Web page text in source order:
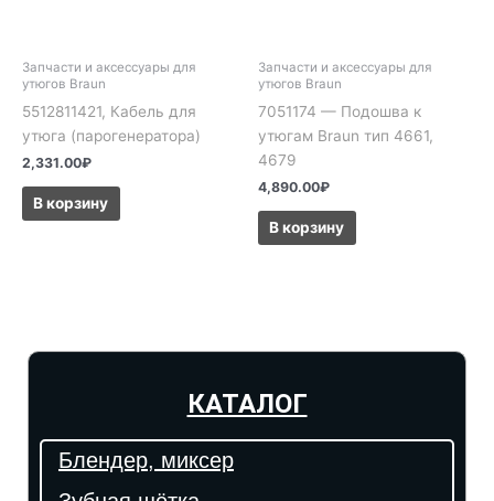
Запчасти и аксессуары для
утюгов Braun
5512811421, Кабель для
утюга (парогенератора)
2,331.00₽
В корзину
Запчасти и аксессуары для
утюгов Braun
7051174 — Подошва к
утюгам Braun тип 4661,
4679
4,890.00₽
В корзину
КАТАЛОГ
Блендер, миксер